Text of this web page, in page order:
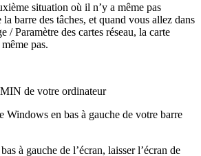
situation où il n’y a même pas
barre des tâches, et quand vous allez dans
/ Paramètre des cartes réseau, la carte
pas.
de votre ordinateur
Windows en bas à gauche de votre barre
à gauche de l’écran, laisser l’écran de